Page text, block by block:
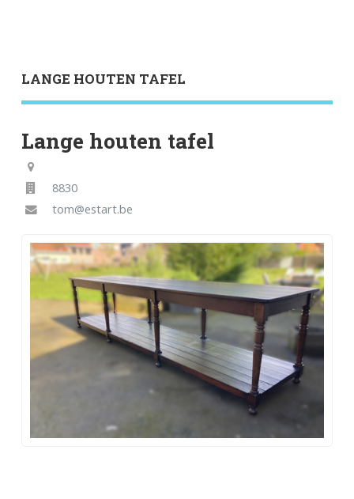
LANGE HOUTEN TAFEL
Lange houten tafel
8830
tom@estart.be